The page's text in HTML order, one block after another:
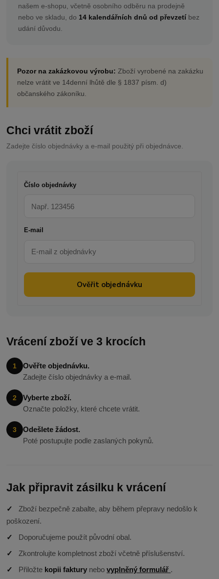
našem e-shopu, včetně osobního odběru na prodejně
nebo ve skladu, do 14 kalendářních dnů od převzetí bez
udání důvodu.
Pozor na zakázkovou výrobu: Zboží vyrobené na zakázku
nelze vrátit ve 14denní lhůtě dle § 1837 písm. d)
občanského zákoníku.
Chci vrátit zboží
Zadejte číslo objednávky a e-mail použitý při objednávce.
Číslo objednávky
E-mail
Ověřit objednávku
Vrácení zboží ve 3 krocích
1
Ověřte objednávku.
Zadejte číslo objednávky a e-mail.
2
Vyberte zboží.
Označte položky, které chcete vrátit.
3
Odešlete žádost.
Poté postupujte podle zaslaných pokynů.
Jak připravit zásilku k vrácení
✓
Zboží bezpečně zabalte, aby během přepravy nedošlo k
poškození.
✓
Doporučujeme použít původní obal.
✓
Zkontrolujte kompletnost zboží včetně příslušenství.
✓
Přiložte kopii faktury nebovyplněný formulář .